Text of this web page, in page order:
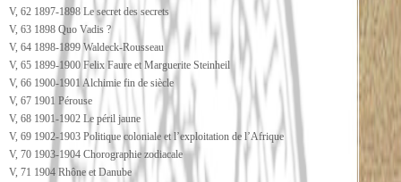
V, 62 1897-1898 Le secret des secrets
V, 63 1898 Quo Vadis ?
V, 64 1898-1899 Waldeck-Rousseau
V, 65 1899-1900 Felix Faure et Marguerite Steinheil
V, 66 1900-1901 Alchimie fin de siècle
V, 67 1901 Pérouse
V, 68 1901-1902 Le péril jaune
V, 69 1902-1903 Politique coloniale et l’exploitation de l’Afrique
V, 70 1903-1904 Chorographie zodiacale
V, 71 1904 Rhône et Danube